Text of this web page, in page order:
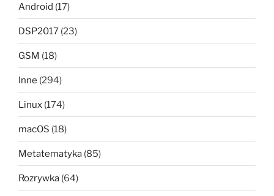
Android (17)
DSP2017 (23)
GSM (18)
Inne (294)
Linux (174)
macOS (18)
Metatematyka (85)
Rozrywka (64)